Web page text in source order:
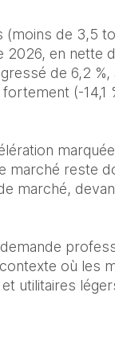
de 3,5
2026, en nette
de 6,2
(-14,1
marché reste
marché,
où les
utilitaires